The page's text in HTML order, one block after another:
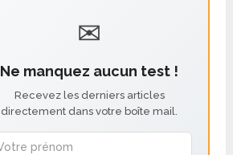
✉
Ne manquez aucun test !
Recevez les derniers articles
directement dans votre boîte mail.